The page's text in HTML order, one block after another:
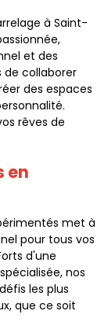
à Saint-
et des
de collaborer
des espaces
rêves de
en
met à
pour tous vos
d'une
nos
les plus
que ce soit